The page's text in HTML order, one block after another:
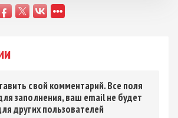
свой комментарий. Все поля
заполнения, ваш email не будет
других пользователей